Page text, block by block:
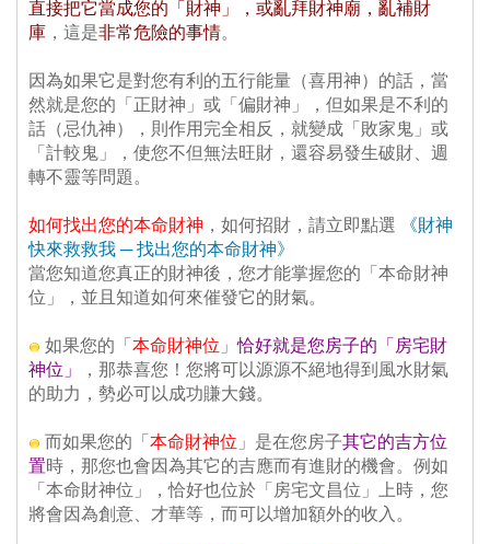
直接把它當成您的「財神」，或亂拜財神廟，亂補財
庫 ，這是非常危險的事情。
因為如果它是對您有利的五行能量（喜用神）的話，當
然就是您的「正財神」或「偏財神」，但如果是不利的
話（忌仇神），則作用完全相反，就變成「敗家鬼」或
「計較鬼」，使您不但無法旺財，還容易發生破財、週
轉不靈等問題。
如何找出您的本命財神 ，如何招財，請立即點選
《財神
快來救救我 ─ 找出您的本命財神》
當您知道您真正的財神後，您才能掌握您的「本命財神
位」，並且知道如何來催發它的財氣。
如果您的「本命財神位 」恰好就是您房子的「房宅財
神位」
，那恭喜您！您將可以源源不絕地得到風水財氣
的助力，勢必可以成功賺大錢。
而如果您的「本命財神位 」是在您房子其它的吉方位
置時，那您也會因為其它的吉應而有進財的機會。例如
「本命財神位」，恰好也位於「房宅文昌位」上時，您
將會因為創意、才華等，而可以增加額外的收入。